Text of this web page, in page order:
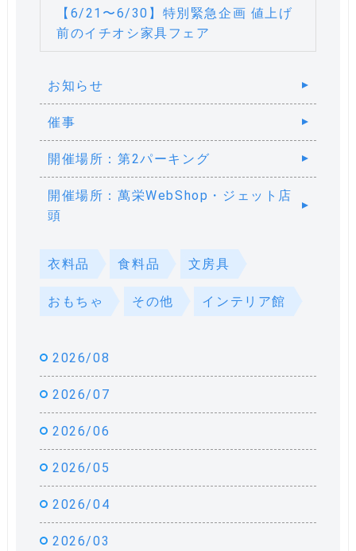
【6/21〜6/30】特別緊急企画 値上げ
前のイチオシ家具フェア
お知らせ
催事
開催場所：第2パーキング
開催場所：萬栄WebShop・ジェット店
頭
衣料品 食料品 文房具
おもちゃ その他 インテリア館
2026/08
2026/07
2026/06
2026/05
2026/04
2026/03